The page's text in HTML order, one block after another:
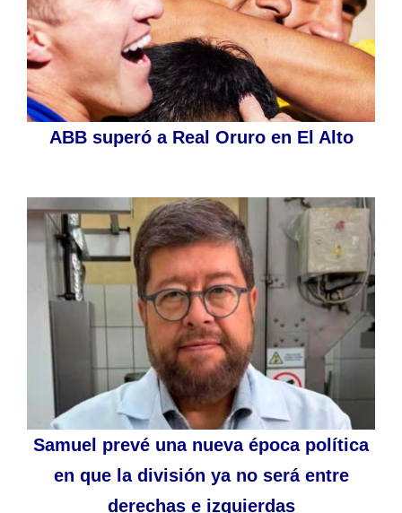
ABB superó a Real Oruro en El Alto
Samuel prevé una nueva época política
en que la división ya no será entre
derechas e izquierdas